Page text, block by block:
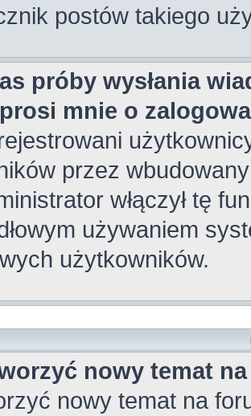
postów takiego
próby wysłania
mnie o
przez
włączył tę
używaniem
użytkowników.
nowy temat
nowy temat na